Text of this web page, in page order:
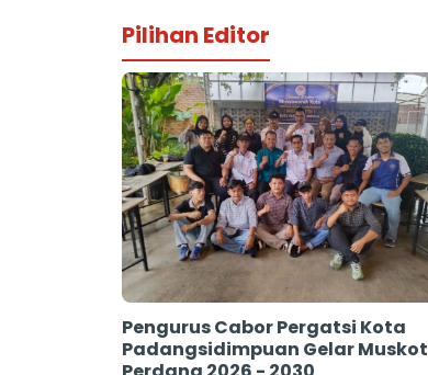
Pilihan Editor
Pengurus Cabor Pergatsi Kota
Padangsidimpuan Gelar Muskot